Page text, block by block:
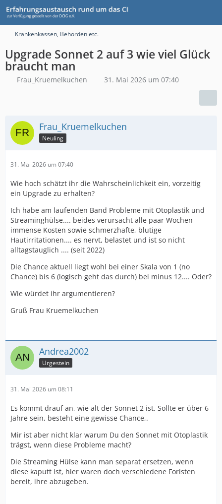
Krankenkassen, Behörden etc.
Upgrade Sonnet 2 auf 3 wie viel Glück
braucht man
Frau_Kruemelkuchen 31. Mai 2026 um 07:40
Frau_Kruemelkuchen
Neuling
31. Mai 2026 um 07:40
Wie hoch schätzt ihr die Wahrscheinlichkeit ein, vorzeitig
ein Upgrade zu erhalten?
Ich habe am laufenden Band Probleme mit Otoplastik und
Streaminghülse.... beides verursacht alle paar Wochen
immense Kosten sowie schmerzhafte, blutige
Hautirritationen.... es nervt, belastet und ist so nicht
alltagstauglich .... (seit 2022)
Die Chance aktuell liegt wohl bei einer Skala von 1 (no
Chance) bis 6 (logisch geht das durch) bei minus 12.... Oder?
Wie würdet ihr argumentieren?
Gruß Frau Kruemelkuchen
Andrea2002
Urgestein
31. Mai 2026 um 08:11
Es kommt drauf an, wie alt der Sonnet 2 ist. Sollte er über 6
Jahre sein, besteht eine gewisse Chance,.
Mir ist aber nicht klar warum Du den Sonnet mit Otoplastik
trägst, wenn diese Probleme macht?
Die Streaming Hülse kann man separat ersetzen, wenn
diese kaputt ist, hier waren doch verschiedene Foristen
bereit, ihre abzugeben.